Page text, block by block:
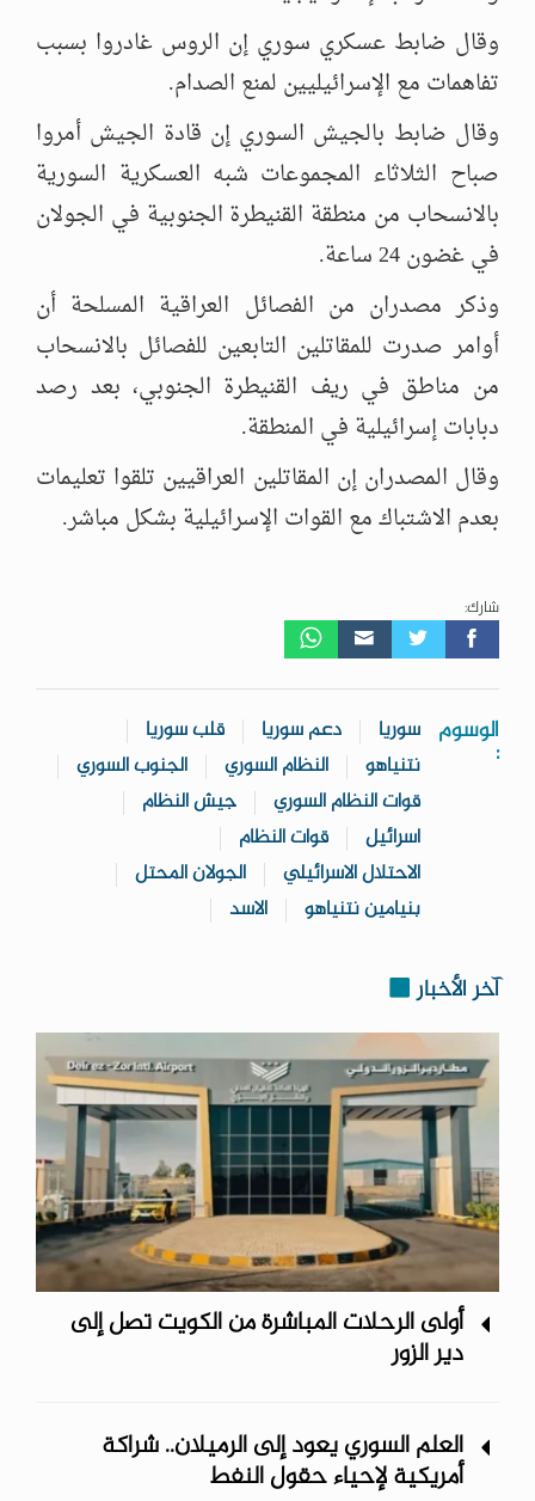
وقال ضابط عسكري سوري إن الروس غادروا بسبب
تفاهمات مع الإسرائيليين لمنع الصدام.
وقال ضابط بالجيش السوري إن قادة الجيش أمروا
صباح الثلاثاء المجموعات شبه العسكرية السورية
بالانسحاب من منطقة القنيطرة الجنوبية في الجولان
في غضون 24 ساعة.
وذكر مصدران من الفصائل العراقية المسلحة أن
أوامر صدرت للمقاتلين التابعين للفصائل بالانسحاب
من مناطق في ريف القنيطرة الجنوبي، بعد رصد
دبابات إسرائيلية في المنطقة.
وقال المصدران إن المقاتلين العراقيين تلقوا تعليمات
بعدم الاشتباك مع القوات الإسرائيلية بشكل مباشر.
شارك:
الوسوم
:
سوريا دعم سوريا
قلب سوريا
نتنياهو
النظام السوري
الجنوب السوري
قوات النظام السوري
جيش النظام
اسرائيل
قوات النظام
الاحتلال الاسرائيلي
الجولان المحتل
بنيامين نتنياهو
الاسد
آخر الأخبار
أولى الرحلات المباشرة من الكويت تصل إلى
دير الزور
العلم السوري يعود إلى الرميلان.. شراكة
أمريكية لإحياء حقول النفط